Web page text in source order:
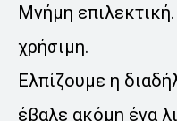
Μνήμη
χρήσιμη.
Ελπίζουμε η
έβαλε ακόμη ένα